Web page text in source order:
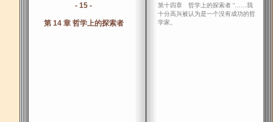
- 15 -
第 14 章 哲学上的探索者
第十四章 哲学上的探索者 “……我
十分高兴被认为是一个没有成功的哲
学家。